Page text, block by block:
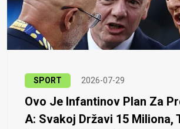
SPORT 2026-07-29
Ovo Je Infantinov Plan Za
A: Svakoj Državi 15 Miliona,